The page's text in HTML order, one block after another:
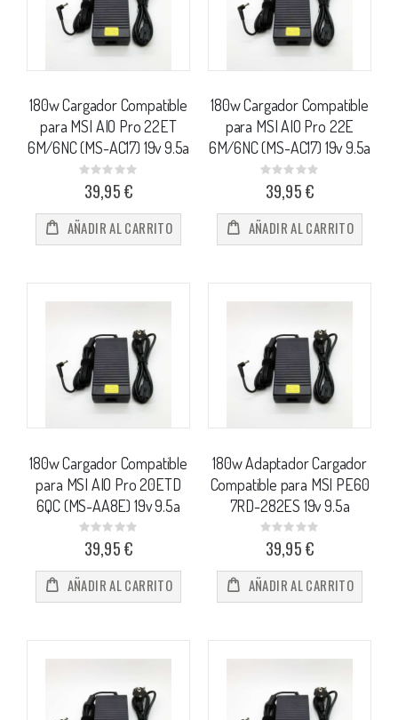
180w Cargador Compatible
para MSI AIO Pro 22ET
6M/6NC (MS-AC17) 19v 9.5a
Rating:
0%39,95 €
AÑADIR AL CARRITO
180w Cargador Compatible
para MSI AIO Pro 22E
6M/6NC (MS-AC17) 19v 9.5a
Rating:
0%39,95 €
AÑADIR AL CARRITO
180w Cargador Compatible
para MSI AIO Pro 20ETD
6QC (MS-AA8E) 19v 9.5a
Rating:
0%39,95 €
AÑADIR AL CARRITO
180w Adaptador Cargador
Compatible para MSI PE60
7RD-282ES 19v 9.5a
Rating:
0%39,95 €
AÑADIR AL CARRITO